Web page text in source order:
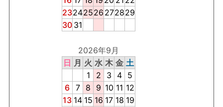
23242526 272829
30 31
2026年9月
日 月 火 水 木 金 土
1
2 3 4 5
6 7 8 9 10 11 12
13 14 15 16 17 18 19